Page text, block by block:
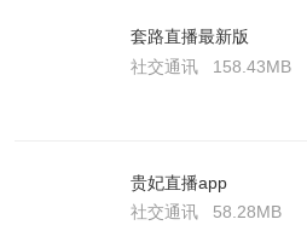
套路直播最新版
社交通讯
158.43MB
贵妃直播app
社交通讯
58.28MB